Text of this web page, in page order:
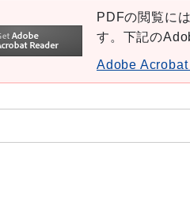
PDFの閲覧に
す。下記の
Adobe